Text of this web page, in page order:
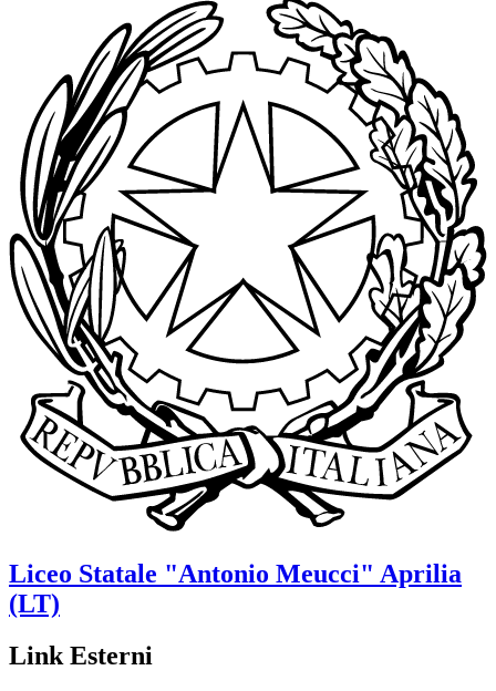
Liceo Statale "Antonio Meucci" Aprilia
(LT)
Link Esterni